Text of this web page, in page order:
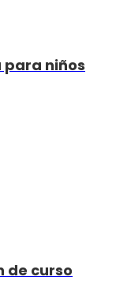
para niños
de curso